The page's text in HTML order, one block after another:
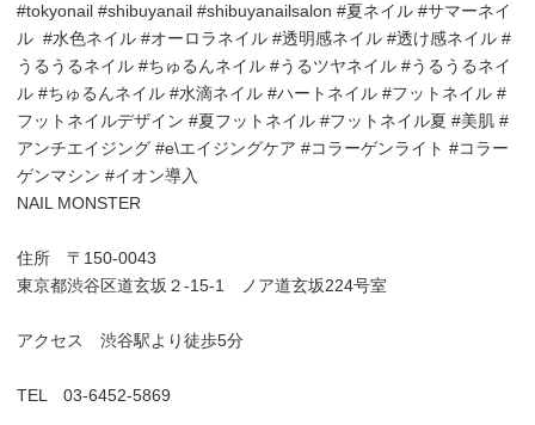
#tokyonail #shibuyanail #shibuyanailsalon #夏ネイル #サマーネイ
ル #水色ネイル #オーロラネイル #透明感ネイル #透け感ネイル #
うるうるネイル #ちゅるんネイル #うるツヤネイル #うるうるネイ
ル #ちゅるんネイル #水滴ネイル #ハートネイル #フットネイル #
フットネイルデザイン #夏フットネイル #フットネイル夏 #美肌 #
アンチエイジング #e\エイジングケア #コラーゲンライト #コラー
ゲンマシン #イオン導入
NAIL MONSTER
住所 〒150-0043
東京都渋谷区道玄坂２-15-1 ノア道玄坂224号室
アクセス 渋谷駅より徒歩5分
TEL 03-6452-5869